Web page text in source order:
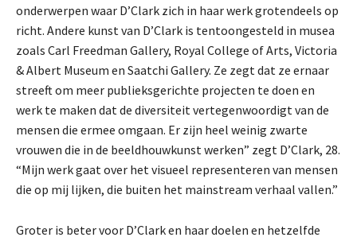
onderwerpen waar D’Clark zich in haar werk grotendeels op
richt. Andere kunst van D’Clark is tentoongesteld in musea
zoals Carl Freedman Gallery, Royal College of Arts, Victoria
& Albert Museum en Saatchi Gallery. Ze zegt dat ze ernaar
streeft om meer publieksgerichte projecten te doen en
werk te maken dat de diversiteit vertegenwoordigt van de
mensen die ermee omgaan. Er zijn heel weinig zwarte
vrouwen die in de beeldhouwkunst werken” zegt D’Clark, 28.
“Mijn werk gaat over het visueel representeren van mensen
die op mij lijken, die buiten het mainstream verhaal vallen.”
Groter is beter voor D’Clark en haar doelen en hetzelfde